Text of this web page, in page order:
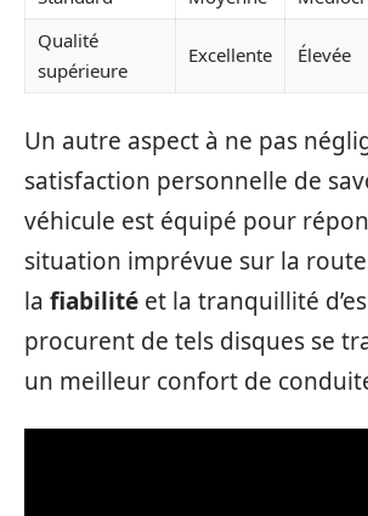
Qualité
supérieure
Excellente Élevée
Un autre aspect à ne pas
satisfaction personnelle de
véhicule est équipé pour
situation imprévue sur la
la fiabilité et la tranquillité
procurent de tels disques se
un meilleur confort de